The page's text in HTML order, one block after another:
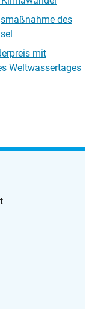
des
mit
Weltwassertages